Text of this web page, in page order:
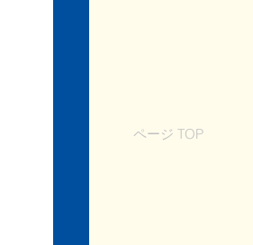
ページ TOP